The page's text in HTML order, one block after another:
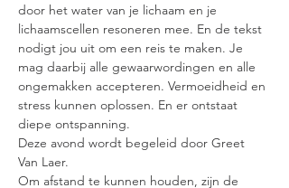
door het water van je lichaam en je
lichaamscellen resoneren mee. En de tekst
nodigt jou uit om een reis te maken. Je
mag daarbij alle gewaarwordingen en alle
ongemakken accepteren. Vermoeidheid en
stress kunnen oplossen. En er ontstaat
diepe ontspanning.
Deze avond wordt begeleid door Greet
Van Laer.
Om afstand te kunnen houden, zijn de